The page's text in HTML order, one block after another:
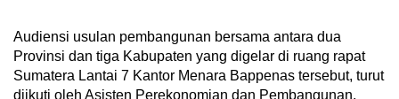
Audiensi usulan pembangunan bersama antara dua
Provinsi dan tiga Kabupaten yang digelar di ruang rapat
Sumatera Lantai 7 Kantor Menara Bappenas tersebut, turut
diikuti oleh Asisten Perekonomian dan Pembangunan,